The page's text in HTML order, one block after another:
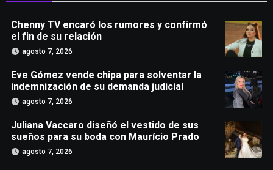
Chenny TV encaró los rumores y confirmó
el fin de su relación
agosto 7, 2026
Eve Gómez vende chipa para solventar la
indemnización de su demanda judicial
agosto 7, 2026
Juliana Vaccaro diseñó el vestido de sus
sueños para su boda con Maurício Prado
agosto 7, 2026